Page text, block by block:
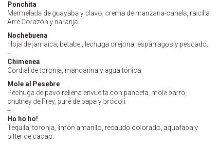
Ponchita
Mermelada de guayaba y clavo, crema de manzana-canela, raicilla
Arre Corazón y naranja.
Nochebuena
Hoja de jamaica, betabel, lechuga orejona, espárragos y pescado.
+
Chimenea
Cordial de toronja, mandarina y agua tónica.
Mole al Pesebre
Pechuga de pavo rellena envuelta con panceta, mole barro,
chutney de Frey, puré de papa y brócoli.
+
Ho ho ho!
Tequila, toronja, limón amarillo, recaudo colorado, aquafaba y
bitter de cacao.